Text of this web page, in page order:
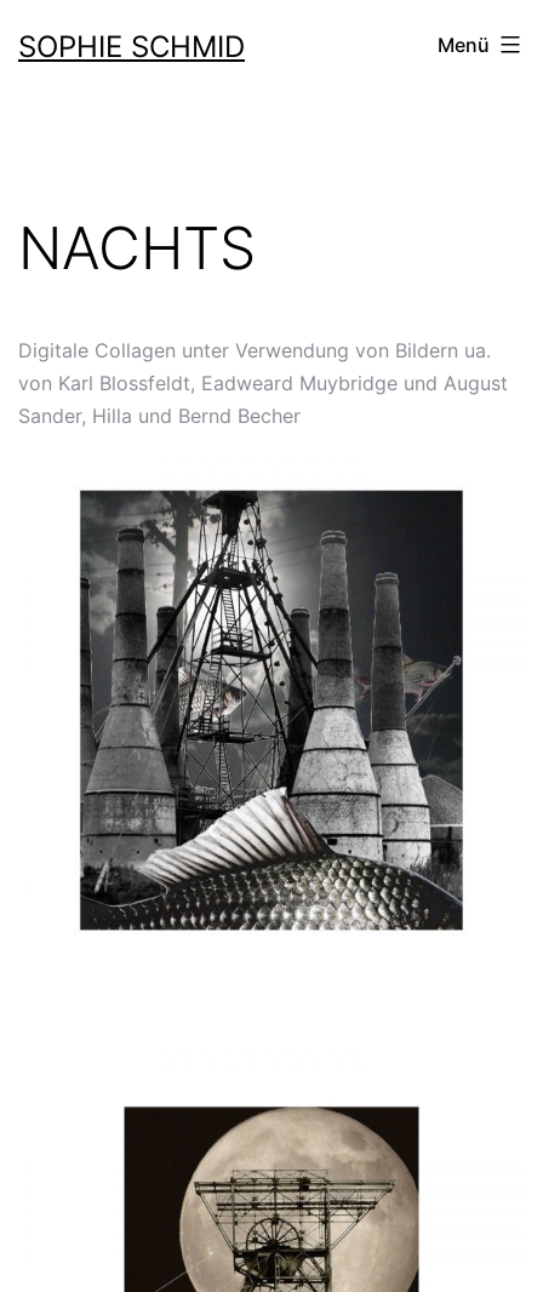
Inhalt
SOPHIE SCHMID Menü
NACHTS
Digitale Collagen unter Verwendung von Bildern ua.
von Karl Blossfeldt, Eadweard Muybridge und August
Sander, Hilla und Bernd Becher